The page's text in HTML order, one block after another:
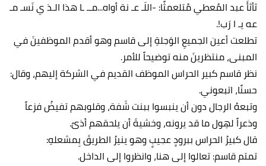
ثأثأَ عبد المُعطي مُتلعمثًا: -اللَـ عـ نة أواه...مــ ـا هذا الـذ ي نَسـ مـ
عه يـ ا رَب!.
تطلعت أعين الجميعِ الوَجلةِ إلى قاسم وهو أقدم الموظفينَ في
المبنى، منتظرينَ منه توضيحاً للأمر.
نظر قاسم كبير الحراس الموظف القديم في الشركة إليهم، وقال:
حسنًا، اتبعوني.
وتبعهُ الرجال دون أن ينبسوا ببنت شَفة، وقلوبهم تفيضُ فزعاً
وذعراً لهِول ما قد يرونه، وخشيةَ أن يلحقهم أذىً.
قال كبيرُ الحراس ببرودٍ عجيبٍ وهو ينيرُ الطريقَ بِمشعلهِ:
تمتم قاسم: تعالوا إلى هنا، وانظروا إلى الداخل.